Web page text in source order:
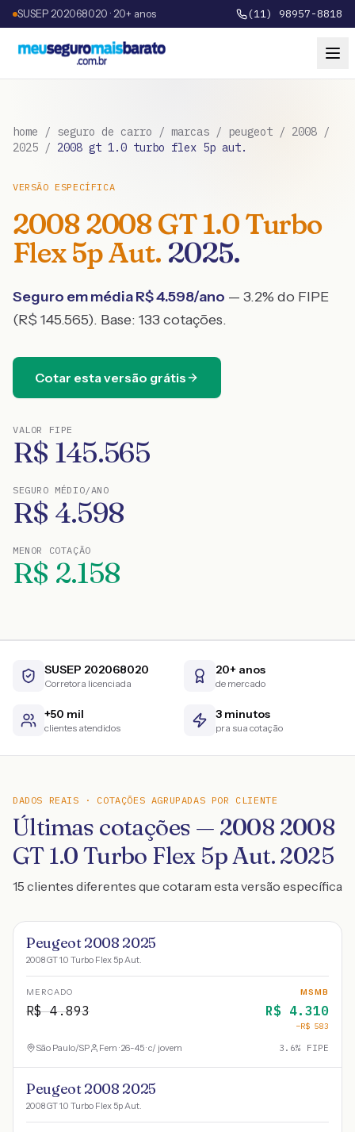
SUSEP 202068020 · 20+ anos (11) 98957-8818
home / seguro de carro / marcas / peugeot / 2008 /
2025 / 2008 gt 1.0 turbo flex 5p aut.
VERSÃO ESPECÍFICA
20082008 GT 1.0 Turbo
Flex 5p Aut. 2025.
Seguro em média R$4.598/ano — 3.2% do FIPE
(R$ 145.565). Base: 133 cotações.
Cotar esta versão grátis
VALOR FIPE
R$ 145.565
SEGURO MÉDIO/ANO
R$ 4.598
MENOR COTAÇÃO
R$ 2.158
SUSEP 202068020
Corretora licenciada
20+ anos
de mercado
+50 mil
clientes atendidos
3 minutos
pra sua cotação
DADOS REAIS · COTAÇÕES AGRUPADAS POR CLIENTE
Últimas cotações — 2008 2008
GT 1.0 Turbo Flex 5p Aut. 2025
15 clientes diferentes que cotaram esta versão específica
Peugeot 2008 2025
2008 GT 1.0 Turbo Flex 5p Aut.
MERCADO
R$4.893
MSMB
R$ 4.310
−R$ 583
São Paulo/SP Fem · 26-45 · c/ jovem 3.6% FIPE
Peugeot 2008 2025
2008 GT 1.0 Turbo Flex 5p Aut.